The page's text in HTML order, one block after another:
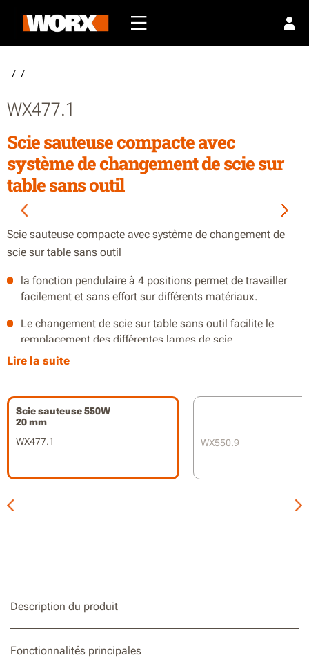
/ /
WX477.1
Scie sauteuse compacte avec
système de changement de scie sur
table sans outil
Scie sauteuse compacte avec système de changement de
scie sur table sans outil
la fonction pendulaire à 4 positions permet de travailler
facilement et sans effort sur différents matériaux.
Le changement de scie sur table sans outil facilite le
remplacement des différentes lames de scie.
La vitesse variable assure un meilleur contrôle avec un
jusqu'à 45°.
L'aspiration intégrée des poussières permet de scier sans
poussière tout en gardant une vue claire sur la ligne de
Lire la suite
Scie sauteuse 550W
20 mm
WX477.1
WX550.9
Description du produit
Fonctionnalités principales